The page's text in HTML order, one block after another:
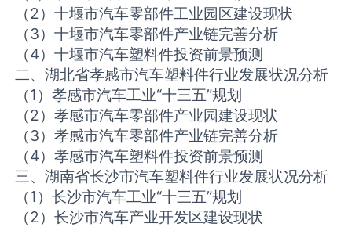
（2）十堰市汽车零部件工业园区建设现状
（3）十堰市汽车零部件产业链完善分析
（4）十堰市汽车塑料件投资前景预测
二、湖北省孝感市汽车塑料件行业发展状况分析
（1）孝感市汽车工业“十三五”规划
（2）孝感市汽车零部件产业园建设现状
（3）孝感市汽车零部件产业链完善分析
（4）孝感市汽车塑料件投资前景预测
三、湖南省长沙市汽车塑料件行业发展状况分析
（1）长沙市汽车工业“十三五”规划
（2）长沙市汽车产业开发区建设现状